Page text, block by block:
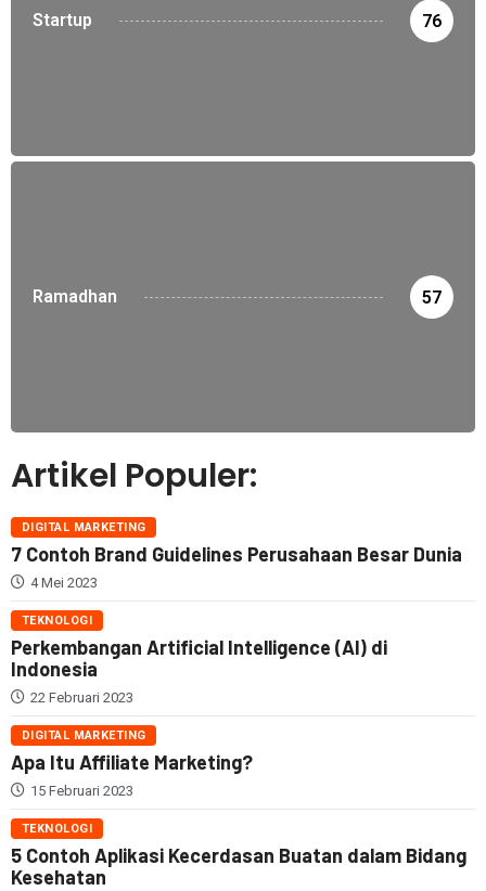
Startup 76
Ramadhan 57
Artikel Populer:
DIGITAL MARKETING
7 Contoh Brand Guidelines Perusahaan Besar Dunia
4 Mei 2023
TEKNOLOGI
Perkembangan Artificial Intelligence (AI) di
Indonesia
22 Februari 2023
DIGITAL MARKETING
Apa Itu Affiliate Marketing?
15 Februari 2023
TEKNOLOGI
5 Contoh Aplikasi Kecerdasan Buatan dalam Bidang
Kesehatan